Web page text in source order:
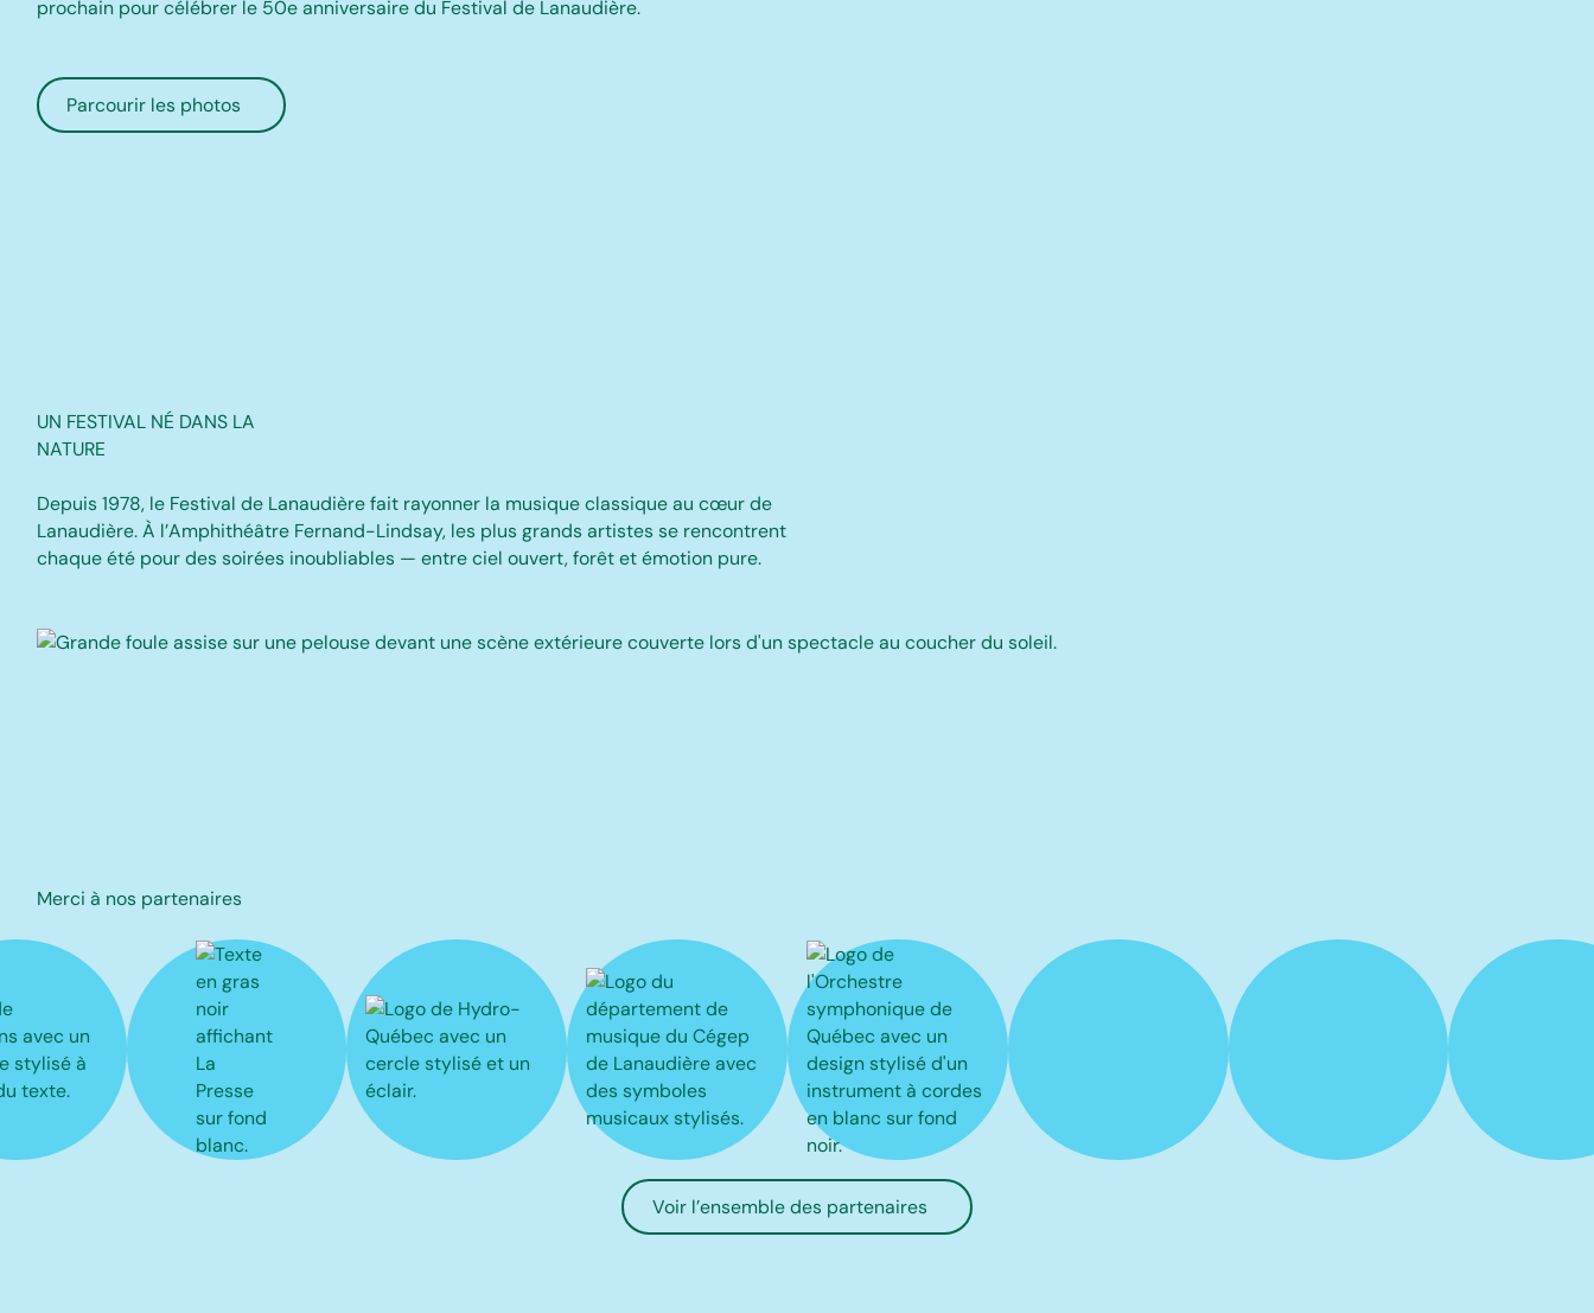
prochain pour célébrer le 50e anniversaire du Festival de Lanaudière.
Parcourir les photos
UN FESTIVAL NÉ DANS LA
NATURE
Depuis 1978, le Festival de Lanaudière fait rayonner la musique classique au cœur de
Lanaudière. À l’Amphithéâtre Fernand-Lindsay, les plus grands artistes se rencontrent
chaque été pour des soirées inoubliables — entre ciel ouvert, forêt et émotion pure.
Merci à nos partenaires
Voir l’ensemble des partenaires